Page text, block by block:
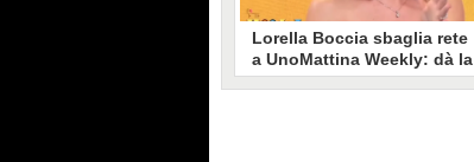
Lorella Boccia sbaglia rete
a UnoMattina Weekly: dà la
linea al Tg5 invece che al